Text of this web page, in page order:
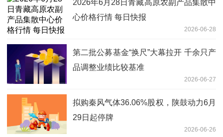
2026年6月28日青藏高原农副产品集散中
心价格行情 每日快报
2026-06-28
第二批公募基金“换尺”大幕拉开 千余只产
品调整业绩比较基准
2026-06-27
拟购秦风气体36.06%股权，陕鼓动力6月
29日起停牌
2026-06-26